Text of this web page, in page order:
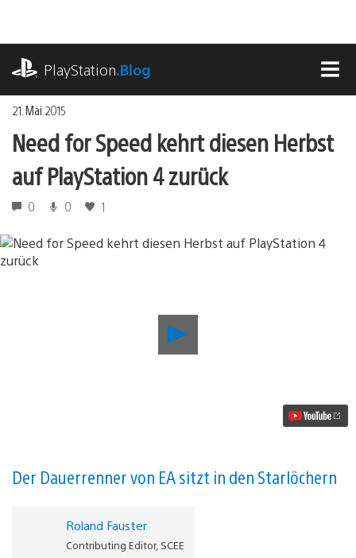
springen
PlayStation.Blog
21. Mai 2015
Need for Speed kehrt diesen Herbst
auf PlayStation 4 zurück
0 0 1
Speed
Video
abspielen
Der Dauerrenner von EA sitzt in den Starlöchern
Roland Fauster
Contributing Editor, SCEE